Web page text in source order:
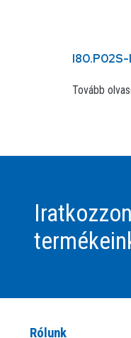
I80.P02S-
Tovább
Rólunk